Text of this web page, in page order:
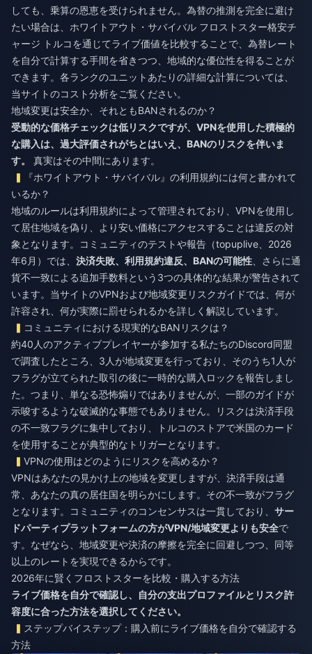
しても、乗算の恩恵を受けられません。為替の推測を完全に避け
たい場合は、 ホワイトアウト・サバイバル フロストスター格安チ
ャージ トルコを通じてライブ価値を比較することで、為替レート
を自分で計算する手間を省きつつ、地域的な優位性を得ることが
できます。各ランクのユニットあたりの詳細な計算については、
当サイトのコスト分析をご覧ください。
地域変更は安全か、それともBANされるのか？
受動的な価格チェックは低リスクですが、VPNを使用した積極的
な購入は、過大評価されがちとはいえ、BANのリスクを伴いま
す。
真実はその中間にあります。
『ホワイトアウト・サバイバル』の利用規約には何と書かれて
いるか？
地域のルールは利用規約によって管理されており、VPNを使用し
て居住地域を偽り、より安い価格にアクセスすることは違反の対
象となります。コミュニティのテストや報告（topuplive、2026
年6月）では、 決済失敗、利用規約違反、BANの可能性 、さらに通
貨不一致による追加手数料という3つの具体的な結果が警告されて
います。当サイトのVPNおよび地域変更リスクガイドでは、何が
許容され、何が実際に罰せられるかを詳しく解説しています。
コミュニティにおける現実的なBANリスクは？
約40人のアクティブプレイヤーが参加する私たちのDiscord同盟
で調査したところ、3人が地域変更を行っており、そのうち1人が
フラグが立てられた取引の後に一時的な購入ロックを報告しまし
た。つまり、単なる恐怖煽りではありませんが、一部のガイドが
示唆するような破滅的な事態でもありません。リスクは決済手段
の不一致フラグに集中しており、トルコのストアで米国のカード
を使用することが典型的なトリガーとなります。
VPNの使用はどのようにリスクを高めるか？
VPNはあなたの見かけ上の地域を変更しますが、決済手段は通
常、あなたの真の居住国を明らかにします。その不一致がフラグ
となります。コミュニティのコンセンサスは一貫しており、 サー
ドパーティプラットフォームの方がVPN/地域変更よりも安全で
す。なぜなら、地域変更や決済の摩擦を完全に回避しつつ、同等
以上のレートを実現できるからです。
2026年に賢くフロストスターを比較・購入する方法
ライブ価格を自分で確認し、自分の支出プロファイルとリスク許
容度に合った方法を選択してください。
ステップバイステップ：購入前にライブ価格を自分で確認する
方法